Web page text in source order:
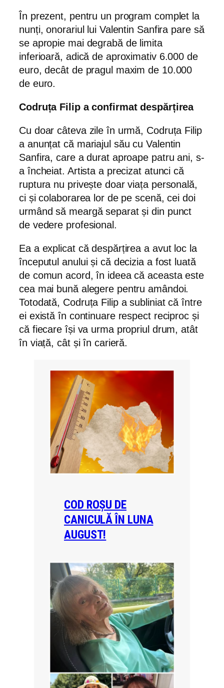
În prezent, pentru un program complet la
nunți, onorariul lui Valentin Sanfira pare să
se apropie mai degrabă de limita
inferioară, adică de aproximativ 6.000 de
euro, decât de pragul maxim de 10.000
de euro.
Codruța Filip a confirmat despărțirea
Cu doar câteva zile în urmă, Codruța Filip
a anunțat că mariajul său cu Valentin
Sanfira, care a durat aproape patru ani, s-
a încheiat. Artista a precizat atunci că
ruptura nu privește doar viața personală,
ci și colaborarea lor de pe scenă, cei doi
urmând să meargă separat și din punct
de vedere profesional.
Ea a explicat că despărțirea a avut loc la
începutul anului și că decizia a fost luată
de comun acord, în ideea că aceasta este
cea mai bună alegere pentru amândoi.
Totodată, Codruța Filip a subliniat că între
ei există în continuare respect reciproc și
că fiecare își va urma propriul drum, atât
în viață, cât și în carieră.
COD ROȘU DE
CANICULĂ ÎN LUNA
AUGUST!